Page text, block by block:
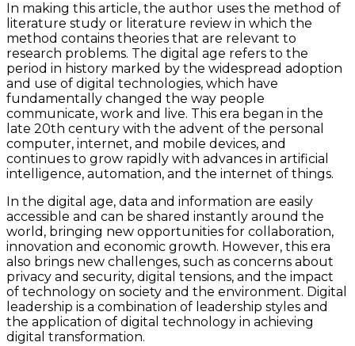
In making this article, the author uses the method of
literature study or literature review in which the
method contains theories that are relevant to
research problems. The digital age refers to the
period in history marked by the widespread adoption
and use of digital technologies, which have
fundamentally changed the way people
communicate, work and live. This era began in the
late 20th century with the advent of the personal
computer, internet, and mobile devices, and
continues to grow rapidly with advances in artificial
intelligence, automation, and the internet of things.
In the digital age, data and information are easily
accessible and can be shared instantly around the
world, bringing new opportunities for collaboration,
innovation and economic growth. However, this era
also brings new challenges, such as concerns about
privacy and security, digital tensions, and the impact
of technology on society and the environment. Digital
leadership is a combination of leadership styles and
the application of digital technology in achieving
digital transformation.